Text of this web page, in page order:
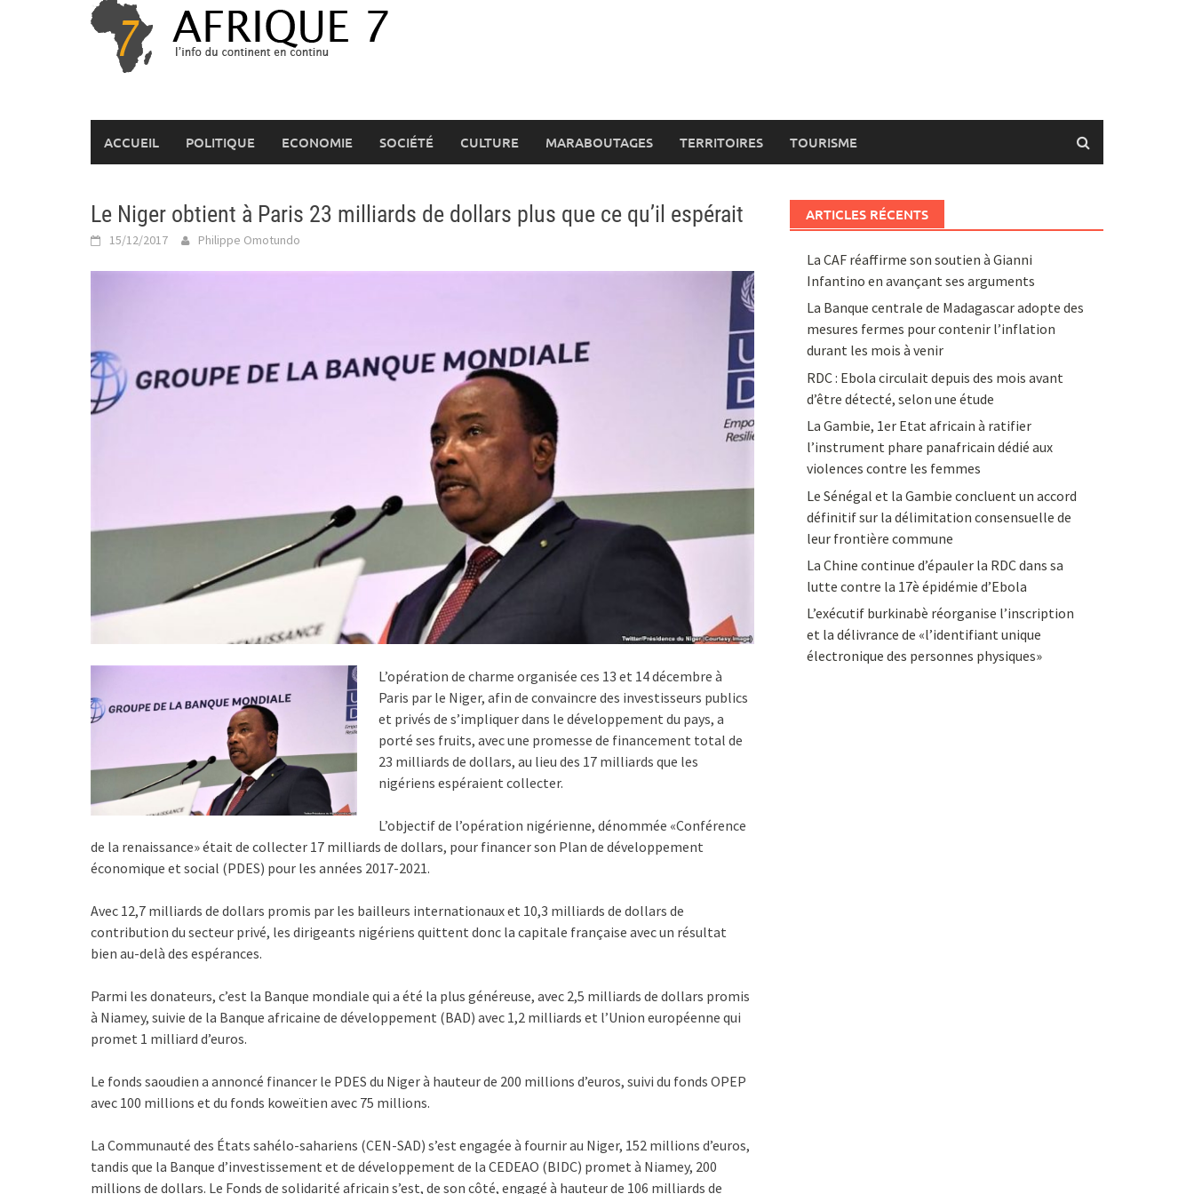
ACCUEIL POLITIQUE ECONOMIE SOCIÉTÉ CULTURE MARABOUTAGES TERRITOIRES TOURISME
Le Niger obtient à Paris 23 milliards de dollars plus que ce qu’il espérait
15/12/2017 Philippe Omotundo
L’opération de charme organisée ces 13 et 14 décembre à
Paris par le Niger, afin de convaincre des investisseurs publics
et privés de s’impliquer dans le développement du pays, a
porté ses fruits, avec une promesse de financement total de
23 milliards de dollars, au lieu des 17 milliards que les
nigériens espéraient collecter.
L’objectif de l’opération nigérienne, dénommée «Conférence
de la renaissance» était de collecter 17 milliards de dollars, pour financer son Plan de développement
économique et social (PDES) pour les années 2017-2021.
Avec 12,7 milliards de dollars promis par les bailleurs internationaux et 10,3 milliards de dollars de
contribution du secteur privé, les dirigeants nigériens quittent donc la capitale française avec un résultat
bien au-delà des espérances.
Parmi les donateurs, c’est la Banque mondiale qui a été la plus généreuse, avec 2,5 milliards de dollars promis
à Niamey, suivie de la Banque africaine de développement (BAD) avec 1,2 milliards et l’Union européenne qui
promet 1 milliard d’euros.
Le fonds saoudien a annoncé financer le PDES du Niger à hauteur de 200 millions d’euros, suivi du fonds OPEP
avec 100 millions et du fonds koweïtien avec 75 millions.
La Communauté des États sahélo-sahariens (CEN-SAD) s’est engagée à fournir au Niger, 152 millions d’euros,
tandis que la Banque d’investissement et de développement de la CEDEAO (BIDC) promet à Niamey, 200
millions de dollars. Le Fonds de solidarité africain s’est, de son côté, engagé à hauteur de 106 milliards de
ARTICLES RÉCENTS
La CAF réaffirme son soutien à Gianni
Infantino en avançant ses arguments
La Banque centrale de Madagascar adopte des
mesures fermes pour contenir l’inflation
durant les mois à venir
RDC : Ebola circulait depuis des mois avant
d’être détecté, selon une étude
La Gambie, 1er Etat africain à ratifier
l’instrument phare panafricain dédié aux
violences contre les femmes
Le Sénégal et la Gambie concluent un accord
définitif sur la délimitation consensuelle de
leur frontière commune
La Chine continue d’épauler la RDC dans sa
lutte contre la 17è épidémie d’Ebola
L’exécutif burkinabè réorganise l’inscription
et la délivrance de «l’identifiant unique
électronique des personnes physiques»